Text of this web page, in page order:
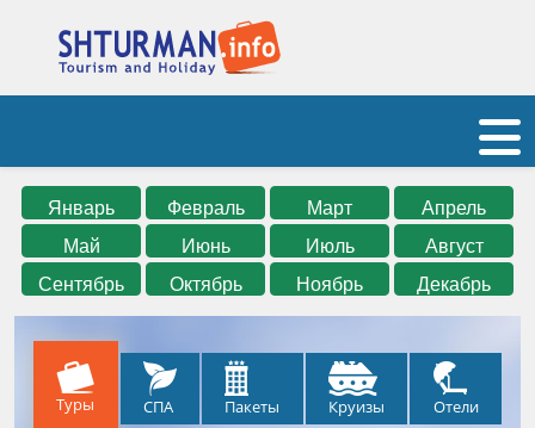
Январь Февраль Март
Апрель
Май
Июнь Июль
Август
Сентябрь
Октябрь Ноябрь Декабрь
Туры СПА Пакеты Круизы Отели